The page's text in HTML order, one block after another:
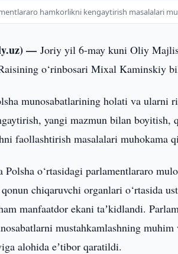
hamkorlikni kengaytirish masalalari
—Joriy yil 6-may kuni Oliy
o‘rinbosari Mixal Kaminskiy
munosabatlarining holati va
yangi mazmun bilan boyitish,
faollashtirish masalalari muhokama
Polsha o‘rtasidagi parlamentlararo
chiqaruvchi organlari o‘rtasida
manfaatdor ekani taʼkidlandi.
mustahkamlashning
alohida eʼtibor qaratildi.